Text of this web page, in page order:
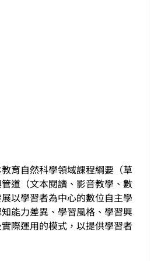
育自然科學領域課程綱要（草
道（文本閱讀、影音教學、數
以學習者為中心的數位自主學
能力差異、學習風格、學習興
際運用的模式，以提供學習者